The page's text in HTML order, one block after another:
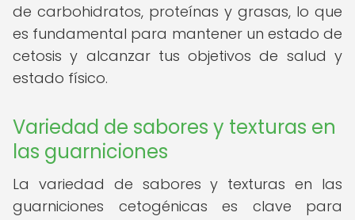
de carbohidratos, proteínas y grasas, lo que
es fundamental para mantener un estado de
cetosis y alcanzar tus objetivos de salud y
estado físico.
Variedad de sabores y texturas en
las guarniciones
La variedad de sabores y texturas en las
guarniciones cetogénicas es clave para